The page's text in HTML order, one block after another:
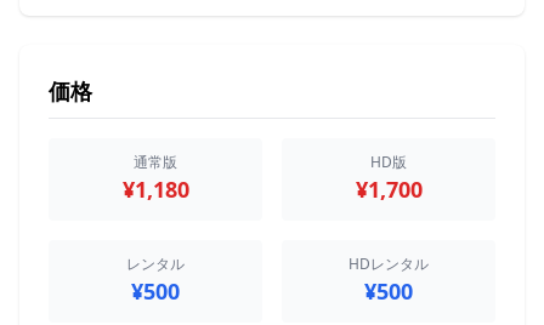
価格
通常版
¥1,180
HD版
¥1,700
レンタル
¥500
HDレンタル
¥500